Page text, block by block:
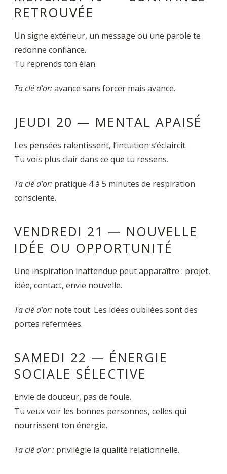
RETROUVÉE
Un signe extérieur, un message ou une parole te
redonne confiance.
Tu reprends ton élan.
Ta clé d’or:avance sans forcer mais avance.
JEUDI 20 — MENTAL APAISÉ
Les pensées ralentissent, l’intuition s’éclaircit.
Tu vois plus clair dans ce que tu ressens.
Ta clé d’or: pratique 4 à 5 minutes de respiration
consciente.
VENDREDI 21 — NOUVELLE
IDÉE OU OPPORTUNITÉ
Une inspiration inattendue peut apparaître : projet,
idée, contact, envie nouvelle.
Ta clé d’or: note tout. Les idées oubliées sont des
portes refermées.
SAMEDI 22 — ÉNERGIE
SOCIALE SÉLECTIVE
Envie de douceur, pas de foule.
Tu veux voir les bonnes personnes, celles qui
nourrissent ton énergie.
Ta clé d’or: privilégie la qualité relationnelle.